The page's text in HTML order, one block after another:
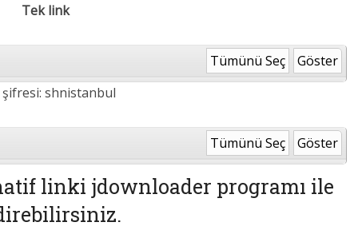
Tek link
Tümünü Seç
Göster
şifresi: shnistanbul
Tümünü Seç Göster
linki jdownloader programı ile